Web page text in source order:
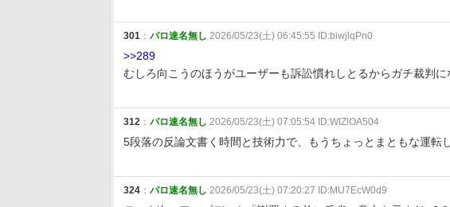
301 ： パロ速名無し 2026/05/23(土) 06:45:55 ID:biwjlqPn0
>>289
むしろ向こうのほうがユーザーも訴訟慣れしとるからガチ裁判に
312 ： パロ速名無し 2026/05/23(土) 07:05:54 ID:WIZlOA504
5段落の反論文書く時間と技術力で、もうちょっとまともな運転
324 ： パロ速名無し 2026/05/23(土) 07:20:27 ID:MU7EcW0d9